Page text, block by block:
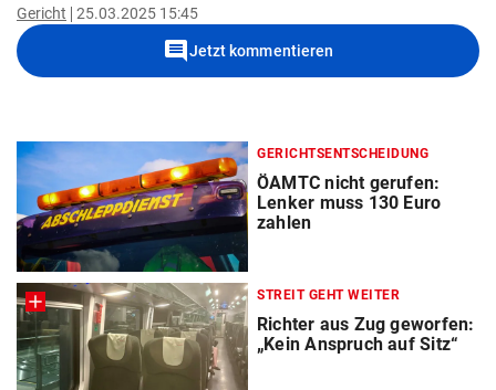
Gericht 25.03.2025 15:45
commentJetzt kommentieren
GERICHTSENTSCHEIDUNG
ÖAMTC nicht gerufen:
Lenker muss 130 Euro
zahlen
STREIT GEHT WEITER
Richter aus Zug geworfen:
„Kein Anspruch auf Sitz“